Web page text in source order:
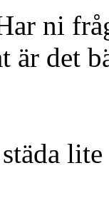
ni
är det